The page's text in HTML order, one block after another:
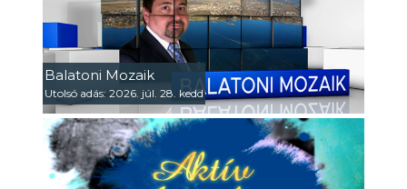
Balatoni Mozaik
Utolsó adás: 2026. júl. 28. kedd